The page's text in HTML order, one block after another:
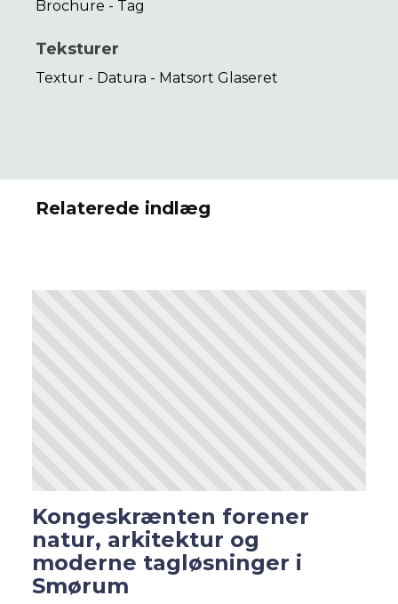
Brochure - Tag
Teksturer
Textur - Datura - Matsort Glaseret
Relaterede indlæg
Kongeskrænten forener
natur, arkitektur og
moderne tagløsninger i
Smørum